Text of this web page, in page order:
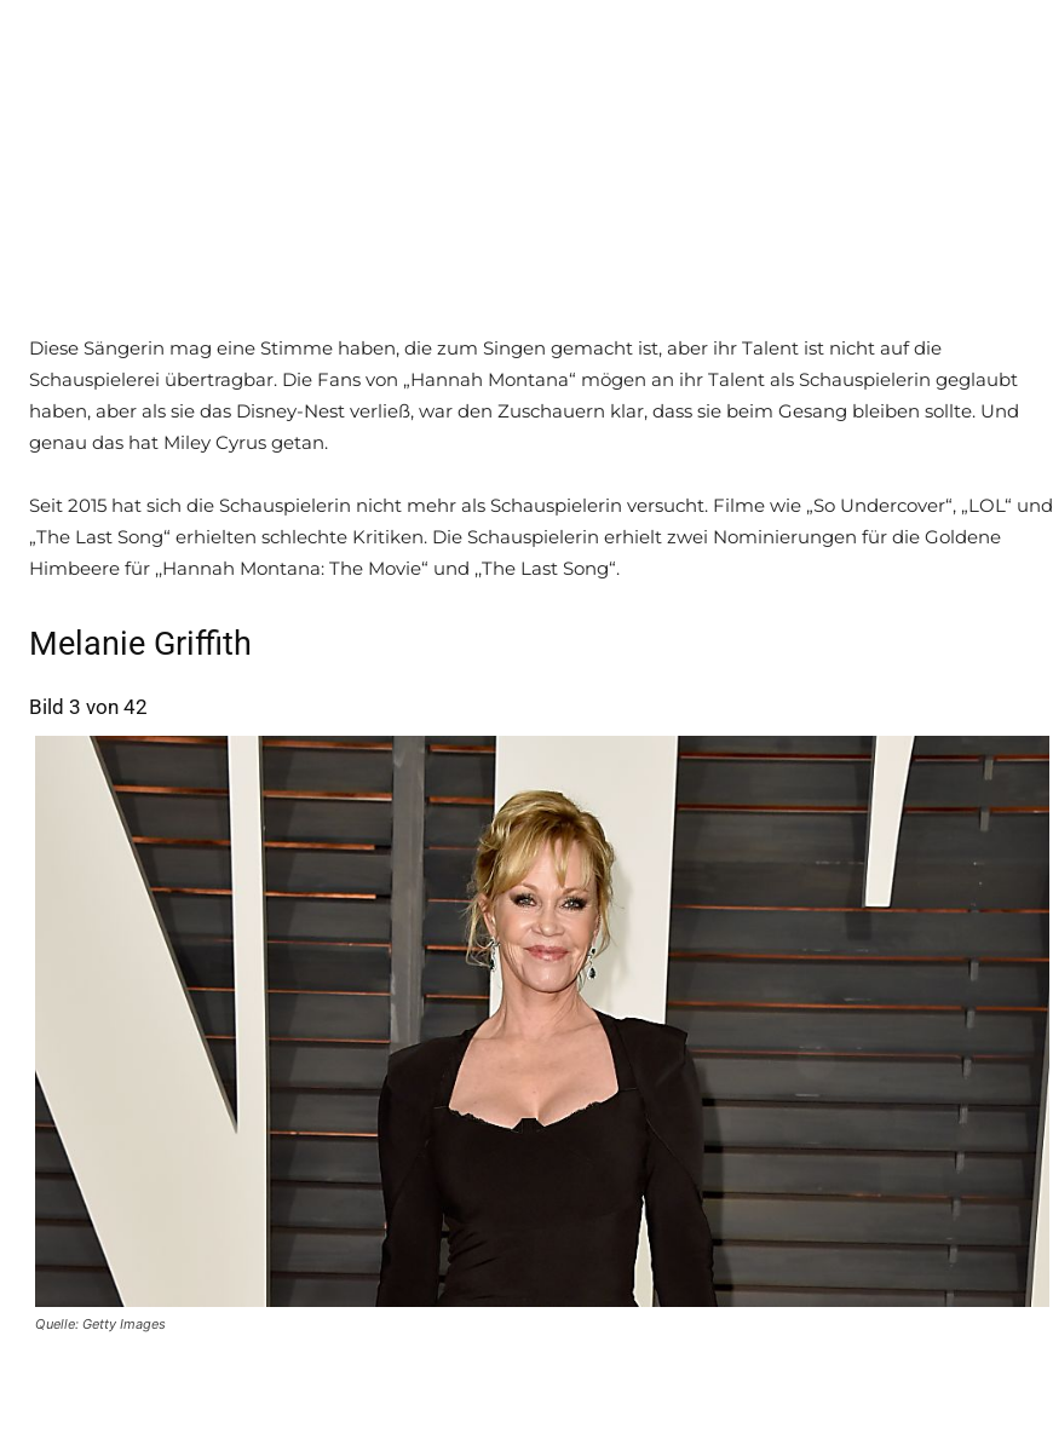
Diese Sängerin mag eine Stimme haben, die zum Singen gemacht ist, aber ihr Talent ist nicht auf die
Schauspielerei übertragbar. Die Fans von „Hannah Montana“ mögen an ihr Talent als Schauspielerin geglaubt
haben, aber als sie das Disney-Nest verließ, war den Zuschauern klar, dass sie beim Gesang bleiben sollte. Und
genau das hat Miley Cyrus getan.
Seit 2015 hat sich die Schauspielerin nicht mehr als Schauspielerin versucht. Filme wie „So Undercover“, „LOL“ und
„The Last Song“ erhielten schlechte Kritiken. Die Schauspielerin erhielt zwei Nominierungen für die Goldene
Himbeere für ,,Hannah Montana: The Movie“ und ,,The Last Song“.
Melanie Griffith
Bild 3 von 42
Quelle: Getty Images